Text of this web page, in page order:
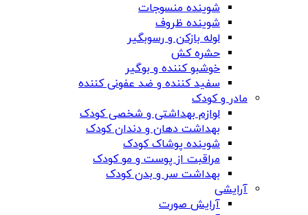
شوینده منسوجات
شوینده ظروف
لوله بازکن و رسوبگیر
حشره کش
خوشبو کننده و بوگیر
سفید کننده و ضد عفونی کننده
مادر و کودک
لوازم بهداشتی و شخصی کودک
بهداشت دهان و دندان کودک
شوینده پوشاک کودک
مراقبت از پوست و مو کودک
بهداشت سر و بدن کودک
آرایشی
آرایش صورت